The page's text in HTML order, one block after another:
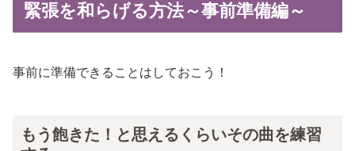
緊張を和らげる方法～事前準備編～
事前に準備できることはしておこう！
もう飽きた！と思えるくらいその曲を練習